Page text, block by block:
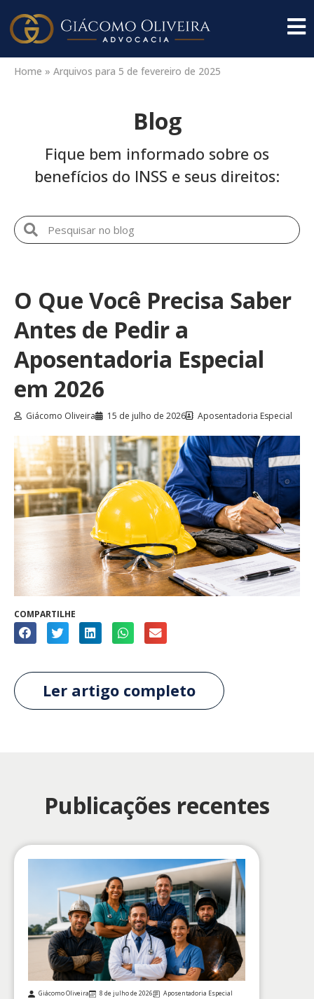
Home » Arquivos para 5 de fevereiro de 2025
Blog
Fique bem informado sobre os
benefícios do INSS e seus direitos:
O Que Você Precisa Saber
Antes de Pedir a
Aposentadoria Especial
em 2026
Giácomo Oliveira 15 de julho de 2026 Aposentadoria Especial
COMPARTILHE
Ler artigo completo
Publicações recentes
Giácomo Oliveira 8 de julho de 2026 Aposentadoria Especial